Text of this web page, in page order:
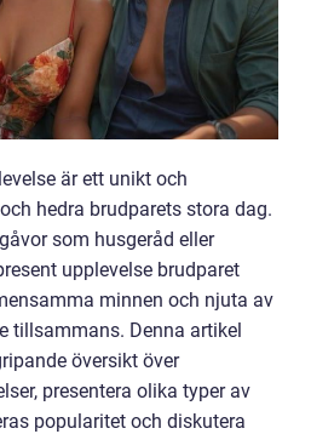
är ett unikt och
hedra brudparets stora dag.
som husgeråd eller
upplevelse brudparet
minnen och njuta av
tillsammans. Denna artikel
översikt över
presentera olika typer av
popularitet och diskutera